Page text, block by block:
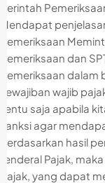
Perintah
Mendapat
pemeriksaan
pemeriksaan dan
pemeriksaan
kewajiban wajib
Tentu saja apabila
sanksi agar
Berdasarkan hasil
Jenderal Pajak,
pajak, yang dapat